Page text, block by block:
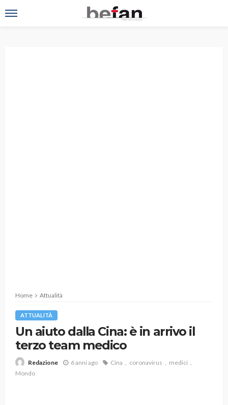
Home Attualità
ATTUALITÀ
Un aiuto dalla Cina: è in arrivo il
terzo team medico
Redazione 6 anni ago Cina coronavirus
medici
Mondo